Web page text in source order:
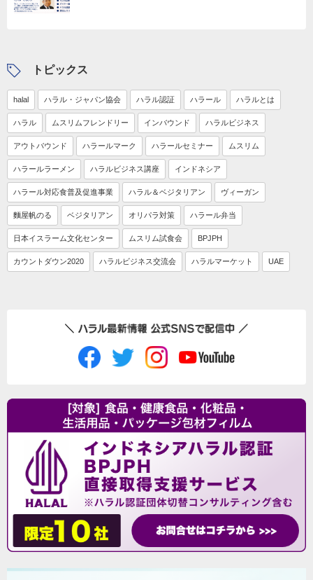
トピックス
halal ハラル・ジャパン協会 ハラル認証 ハラール ハラルとは
ハラル ムスリムフレンドリー インバウンド ハラルビジネス
アウトバウンド ハラールマーク ハラールセミナー ムスリム
ハラールラーメン ハラルビジネス講座 インドネシア
ハラール対応食普及促進事業 ハラル＆ベジタリアン ヴィーガン
麵屋帆のる ベジタリアン オリパラ対策 ハラール弁当
日本イスラーム文化センター ムスリム試食会 BPJPH
カウントダウン2020 ハラルビジネス交流会 ハラルマーケット UAE